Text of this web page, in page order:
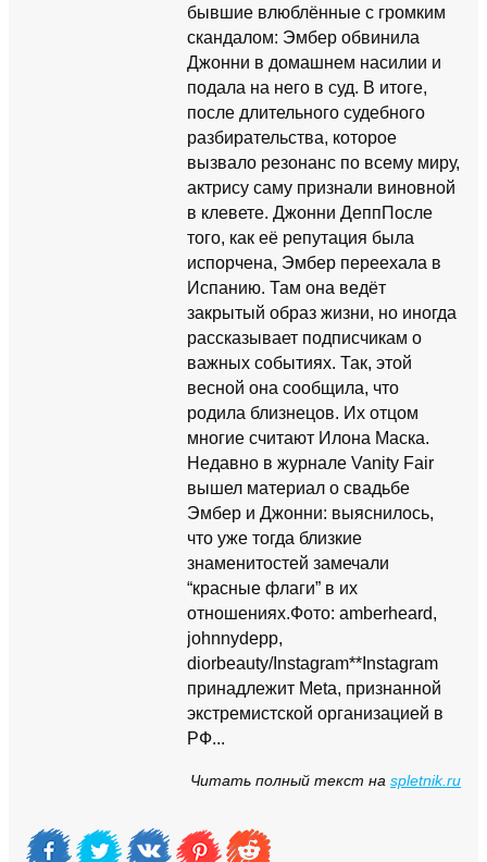
бывшие влюблённые с громким
скандалом: Эмбер обвинила
Джонни в домашнем насилии и
подала на него в суд. В итоге,
после длительного судебного
разбирательства, которое
вызвало резонанс по всему миру,
актрису саму признали виновной
в клевете. Джонни ДеппПосле
того, как её репутация была
испорчена, Эмбер переехала в
Испанию. Там она ведёт
закрытый образ жизни, но иногда
рассказывает подписчикам о
важных событиях. Так, этой
весной она сообщила, что
родила близнецов. Их отцом
многие считают Илона Маска.
Недавно в журнале Vanity Fair
вышел материал о свадьбе
Эмбер и Джонни: выяснилось,
что уже тогда близкие
знаменитостей замечали
“красные флаги” в их
отношениях.Фото: amberheard,
johnnydepp,
diorbeauty/Instagram**Instagram
принадлежит Meta, признанной
экстремистской организацией в
РФ...
Читать полный текст на spletnik.ru